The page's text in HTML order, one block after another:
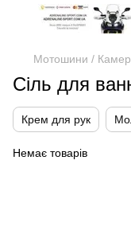
Мотошини /
Сіль для
Крем для рук
Немає товарів